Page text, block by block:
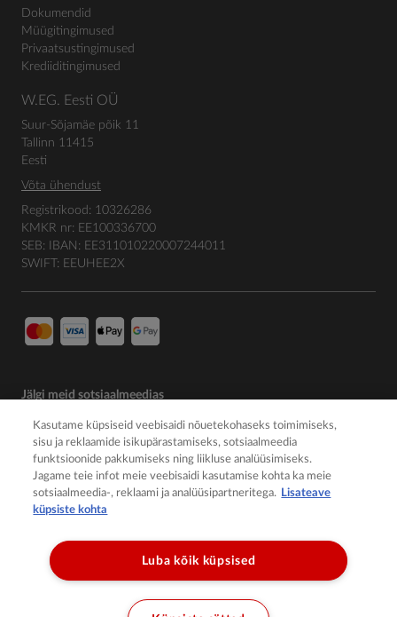
Dokumendid
Müügitingimused
Privaatsustingimused
Krediiditingimused
W.EG. Eesti OÜ
Suur-Sõjamäe põik 11
Tallinn 11415
Eesti
Võta ühendust
Registrikood: 10326286
KMKR nr: EE100336700
SEB: IBAN: EE311010220007244011
SWIFT: EEUHEE2X
Jälgi meid sotsiaalmeedias
Kasutame küpsiseid veebisaidi nõuetekohaseks toimimiseks,
sisu ja reklaamide isikupärastamiseks, sotsiaalmeedia
funktsioonide pakkumiseks ning liikluse analüüsimiseks.
Jagame teie infot meie veebisaidi kasutamise kohta ka meie
sotsiaalmeedia-, reklaami ja analüüsipartneritega. Lisateave
küpsiste kohta
Luba kõik küpsised